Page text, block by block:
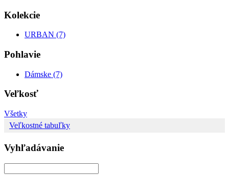
Kolekcie
URBAN (7)
Pohlavie
Dámske (7)
Veľkosť
Všetky
Veľkostné tabuľky
Vyhľadávanie